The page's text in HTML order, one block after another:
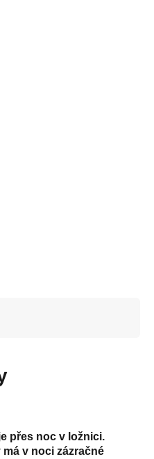
přes noc v ložnici.
v noci zázračné